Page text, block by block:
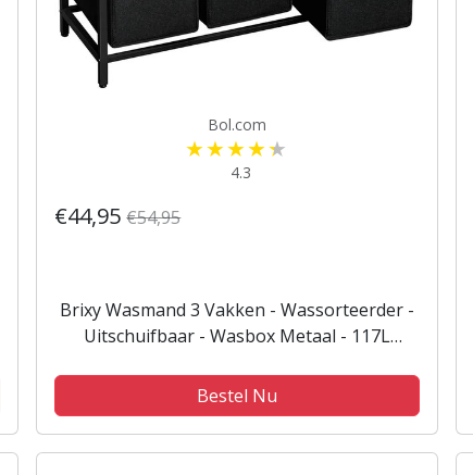
Bol.com
4.3
€44,95€54,95
Brixy Wasmand 3 Vakken - Wassorteerder -
Uitschuifbaar - Wasbox Metaal - 117L
Bestel Nu